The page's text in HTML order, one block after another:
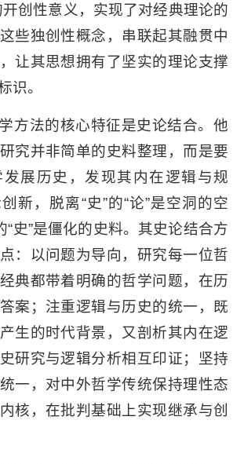
开创性意义，实现了对经典理论的
些独创性概念，串联起其融贯中
让其思想拥有了坚实的理论支撑
识。
方法的核心特征是史论结合。他
究并非简单的史料整理，而是要
展历史，发现其内在逻辑与规
新，脱离“史”的“论”是空洞的空
“史”是僵化的史料。其史论结合方
：以问题为导向，研究每一位哲
典都带着明确的哲学问题，在历
案；注重逻辑与历史的统一，既
生的时代背景，又剖析其内在逻
研究与逻辑分析相互印证；坚持
一，对中外哲学传统保持理性态
核，在批判基础上实现继承与创